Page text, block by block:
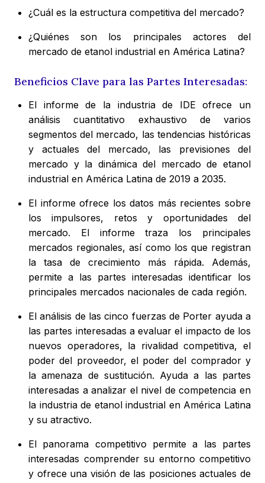
¿Cuál es la estructura competitiva del mercado?
¿Quiénes son los principales actores del
mercado de etanol industrial en América Latina?
Beneficios Clave para las Partes Interesadas:
El informe de la industria de IDE ofrece un
análisis cuantitativo exhaustivo de varios
segmentos del mercado, las tendencias históricas
y actuales del mercado, las previsiones del
mercado y la dinámica del mercado de etanol
industrial en América Latina de 2019 a 2035.
El informe ofrece los datos más recientes sobre
los impulsores, retos y oportunidades del
mercado. El informe traza los principales
mercados regionales, así como los que registran
la tasa de crecimiento más rápida. Además,
permite a las partes interesadas identificar los
principales mercados nacionales de cada región.
El análisis de las cinco fuerzas de Porter ayuda a
las partes interesadas a evaluar el impacto de los
nuevos operadores, la rivalidad competitiva, el
poder del proveedor, el poder del comprador y
la amenaza de sustitución. Ayuda a las partes
interesadas a analizar el nivel de competencia en
la industria de etanol industrial en América Latina
y su atractivo.
El panorama competitivo permite a las partes
interesadas comprender su entorno competitivo
y ofrece una visión de las posiciones actuales de